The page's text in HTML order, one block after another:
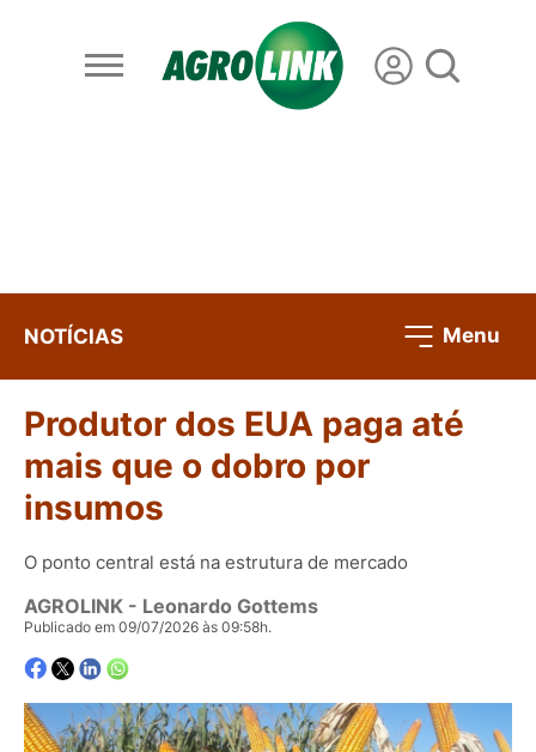
NOTÍCIAS Menu
Produtor dos EUA paga até
mais que o dobro por
insumos
O ponto central está na estrutura de mercado
AGROLINK - Leonardo Gottems
Publicado em 09/07/2026 às 09:58h.